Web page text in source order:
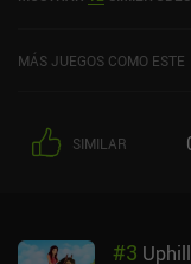
iOS.
MÁS JUEGOS COMO ESTE
SIMILAR
#3